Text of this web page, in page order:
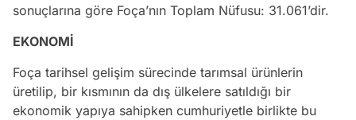
sonuçlarına göre Foça’nın Toplam Nüfusu: 31.061’dir.
EKONOMİ
Foça tarihsel gelişim sürecinde tarımsal ürünlerin
üretilip, bir kısmının da dış ülkelere satıldığı bir
ekonomik yapıya sahipken cumhuriyetle birlikte bu